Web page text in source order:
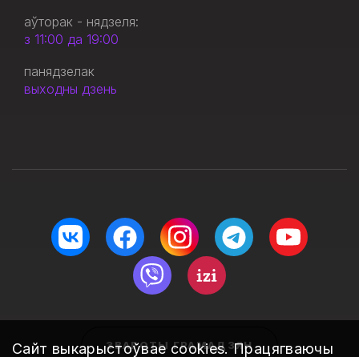
Сайт выкарыстоўвае cookies. Працягваючы
аўторак - нядзеля:
з 11:00 да 19:00
панядзелак
выходны дзень
ЗВАРОТЫ ГРАМАДЗЯН